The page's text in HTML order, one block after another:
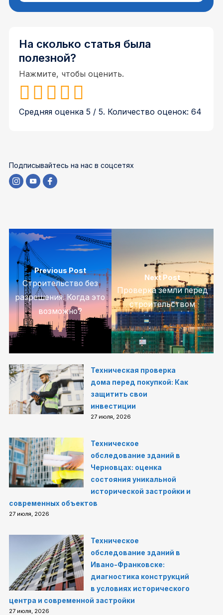
На сколько статья была
полезной?
Нажмите, чтобы оценить.
Средняя оценка5 / 5. Количество оценок:64
Подписывайтесь на нас в соцсетях
Previous Post
Строительство без
разрешения. Когда это
возможно?
Next Post
Проверка земли перед
строительством
Техническая проверка
дома перед покупкой: Как
защитить свои
инвестиции
27 июля, 2026
Техническое
обследование зданий в
Черновцах: оценка
состояния уникальной
исторической застройки и
современных объектов
27 июля, 2026
Техническое
обследование зданий в
Ивано-Франковске:
диагностика конструкций
в условиях исторического
центра и современной застройки
27 июля, 2026